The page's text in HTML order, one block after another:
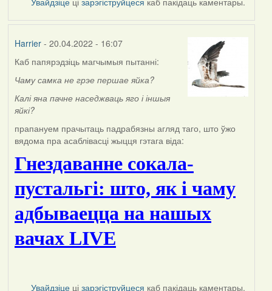
Harrier- 20.04.2022 - 16:07
Каб папярэдзіць магчымыя пытанні:
Чаму самка не грэе першае яйка?
Калі яна пачне наседжваць яго і іншыя
яйкі?
прапануем прачытаць падрабязны агляд таго, што ўжо
вядома пра асаблівасці жыцця гэтага віда:
Гнездаванне сокала-
пустальгі: што, як і чаму
адбываецца на нашых
вачах LIVE
Увайдзіце цізарэгіструйцеся каб пакідаць каментары.